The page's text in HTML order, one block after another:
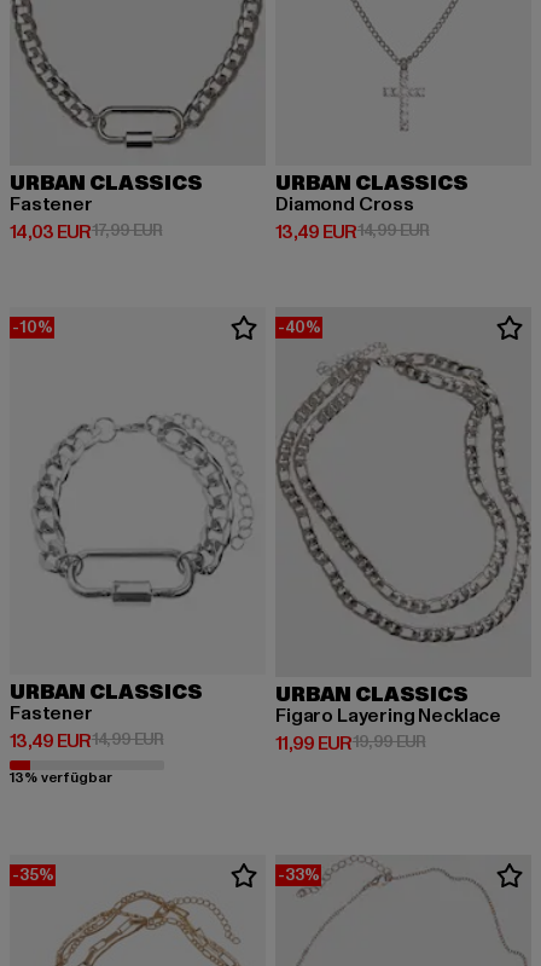
URBAN CLASSICS
Fastener
14,03 EUR
Derzeitiger Preis: 14,03 EUR
17,99 EURAktionspreis: 17,99 EUR
URBAN CLASSICS
Diamond Cross
13,49 EUR
Derzeitiger Preis: 13,49 EUR
14,99 EURAktionspreis:
-10%
URBAN CLASSICS
Fastener
13,49 EUR
Derzeitiger Preis: 13,49 EUR
14,99 EURAktionspreis: 14,99 EUR
13% verfügbar
-40%
URBAN CLASSICS
Figaro Layering Necklace
11,99 EUR
Derzeitiger Preis: 11,99 EUR
19,99 EURAktionspreis:
-35% -33%